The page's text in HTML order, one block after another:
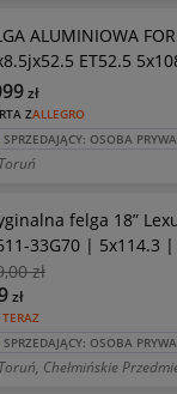
ALUMINIOWA
ET52.5
ZALLEGRO
zł
SPRZEDAJĄCY: OSOBA
Toruń
felga 18”
33G70 | 5x114.3 |
,00 zł
TERAZ
zł
SPRZEDAJĄCY: OSOBA
Toruń, Chełmińskie